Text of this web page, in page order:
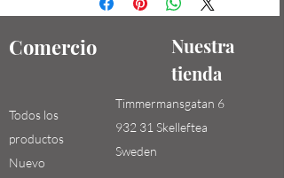
Comercio
Nuestra
tienda
Todos los
productos
Nuevo
Timmermansgatan 6
932 31 Skelleftea
Sweden